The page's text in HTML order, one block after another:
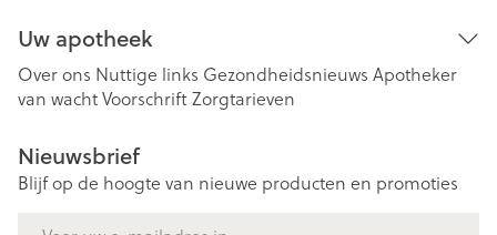
Uw apotheek
Over ons Nuttige links Gezondheidsnieuws Apotheker
van wachtVoorschriftZorgtarieven
Nieuwsbrief
Blijf op de hoogte van nieuwe producten en promoties